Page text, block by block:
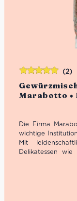
Marabotto •
(2)
Die Firma
wichtige
Mit
Delikatessen wie
mit5.00von
5